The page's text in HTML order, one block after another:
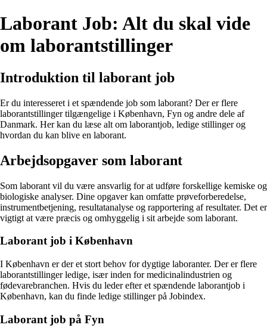
Laborant Job: Alt du skal vide
om laborantstillinger
Introduktion til laborant job
Er du interesseret i et spændende job som laborant? Der er flere
laborantstillinger tilgængelige i København, Fyn og andre dele af
Danmark. Her kan du læse alt om laborantjob, ledige stillinger og
hvordan du kan blive en laborant.
Arbejdsopgaver som laborant
Som laborant vil du være ansvarlig for at udføre forskellige kemiske og
biologiske analyser. Dine opgaver kan omfatte prøveforberedelse,
instrumentbetjening, resultatanalyse og rapportering af resultater. Det er
vigtigt at være præcis og omhyggelig i sit arbejde som laborant.
Laborant job i København
I København er der et stort behov for dygtige laboranter. Der er flere
laborantstillinger ledige, især inden for medicinalindustrien og
fødevarebranchen. Hvis du leder efter et spændende laborantjob i
København, kan du finde ledige stillinger på Jobindex.
Laborant job på Fyn